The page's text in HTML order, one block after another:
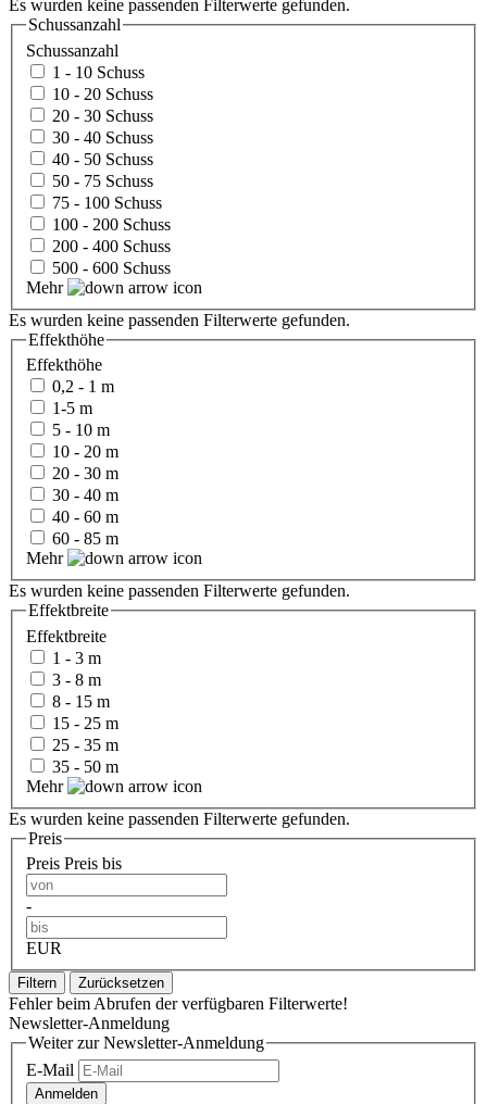
Es wurden keine passenden Filterwerte gefunden.
Schussanzahl
Schussanzahl
1 - 10 Schuss
10 - 20 Schuss
20 - 30 Schuss
30 - 40 Schuss
40 - 50 Schuss
50 - 75 Schuss
75 - 100 Schuss
100 - 200 Schuss
200 - 400 Schuss
500 - 600 Schuss
Mehr
Es wurden keine passenden Filterwerte gefunden.
Effekthöhe
Effekthöhe
0,2 - 1 m
1-5 m
5 - 10 m
10 - 20 m
20 - 30 m
30 - 40 m
40 - 60 m
60 - 85 m
Mehr
Es wurden keine passenden Filterwerte gefunden.
Effektbreite
Effektbreite
1 - 3 m
3 - 8 m
8 - 15 m
15 - 25 m
25 - 35 m
35 - 50 m
Mehr
Es wurden keine passenden Filterwerte gefunden.
Preis
Preis Preis bis
-
EUR
Filtern Zurücksetzen
Fehler beim Abrufen der verfügbaren Filterwerte!
Newsletter-Anmeldung
Weiter zur Newsletter-Anmeldung
E-Mail
Anmelden